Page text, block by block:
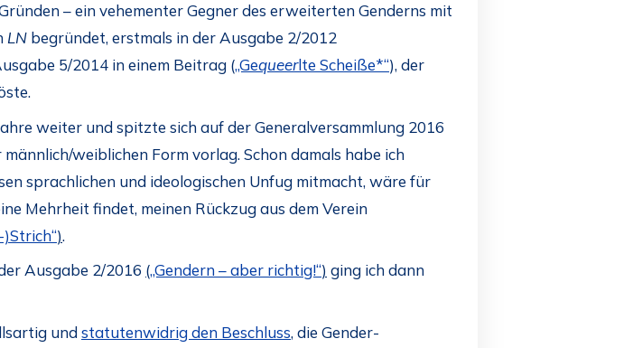
– ein vehementer Gegner des erweiterten Genderns mit
LN begründet, erstmals in der Ausgabe 2/2012
5/2014 in einem Beitrag („Gequeerlte Scheiße*“), der
weiter und spitzte sich auf der Generalversammlung 2016
weiblichen Form vorlag. Schon damals habe ich
sprachlichen und ideologischen Unfug mitmacht, wäre für
Mehrheit findet, meinen Rückzug aus dem Verein
)Strich“).
Ausgabe 2/2016 („Gendern – aber richtig!“) ging ich dann
undstatutenwidrig den Beschluss, die Gender-